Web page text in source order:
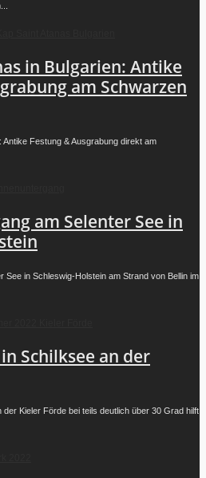
in Bulgarien: Antike
am Schwarzen
Antike Festung & Ausgrabung direkt am
am Selenter See in
See in Schleswig-Holstein am Strand von Bellin im
Schilksee an der
Kieler Förde bei teils deutlich über 30 Grad hilft